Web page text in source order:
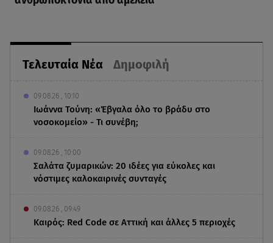
Τελευταία Νέα Δημοφιλή
09.08.26 , 10:10
Ιωάννα Τούνη: «Έβγαλα όλο το βράδυ στο
νοσοκομείο» - Τι συνέβη;
09.08.26 , 10:00
Σαλάτα ζυμαρικών: 20 ιδέες για εύκολες και
νόστιμες καλοκαιρινές συνταγές
09.08.26 , 09:49
Καιρός: Red Code σε Αττική και άλλες 5 περιοχές